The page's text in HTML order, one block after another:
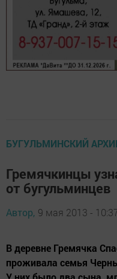
БУГУЛЬМИНСКИЙ
Гремячкинцы
от бугульминцев
Автор, 9 мая 2013 -
В деревне Гремячка
проживала семья